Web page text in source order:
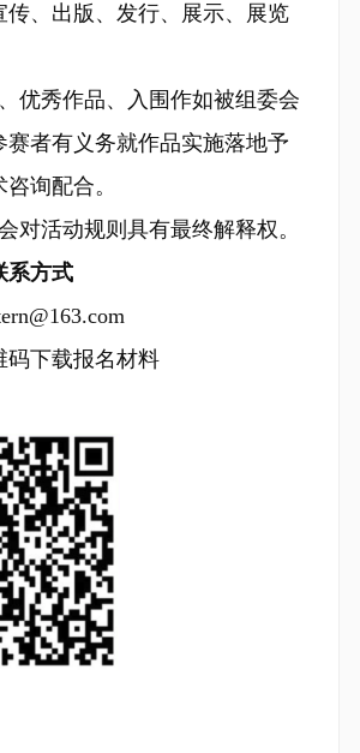
传、出版、发行、展示、展览
优秀作品、入围作如被组委会
赛者有义务就作品实施落地予
询配合。
对活动规则具有最终解释权。
系方式
码下载报名材料